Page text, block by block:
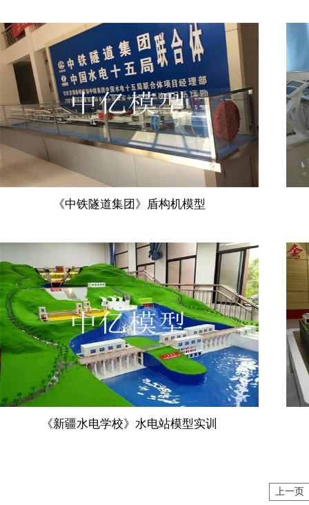
Next
《中铁隧道集团》盾构机模型
《新疆水电学校》水电站模型实训
上一页